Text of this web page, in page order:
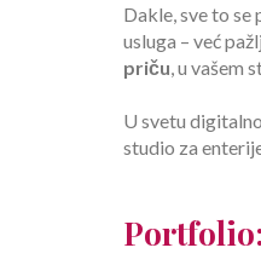
Dakle, sve to
usluga – već
priču , u vašem
U svetu
studio za